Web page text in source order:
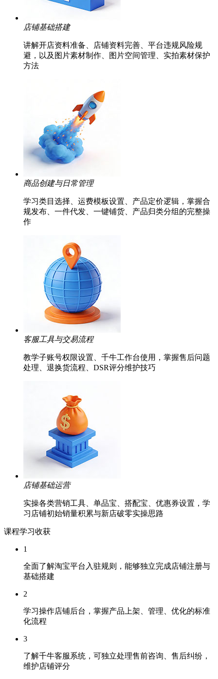
店铺基础搭建
讲解开店资料准备、店铺资料完善、平台违规风险规
避，以及图片素材制作、图片空间管理、实拍素材保护
方法
商品创建与日常管理
学习类目选择、运费模板设置、产品定价逻辑，掌握合
规发布、一件代发、一键铺货、产品归类分组的完整操
作
客服工具与交易流程
教学子账号权限设置、千牛工作台使用，掌握售后问题
处理、退换货流程、DSR评分维护技巧
店铺基础运营
实操各类营销工具、单品宝、搭配宝、优惠券设置，学
习店铺初始销量积累与新店破零实操思路
课程学习收获
1
全面了解淘宝平台入驻规则，能够独立完成店铺注册与
基础搭建
2
学习操作店铺后台，掌握产品上架、管理、优化的标准
化流程
3
了解千牛客服系统，可独立处理售前咨询、售后纠纷，
维护店铺评分